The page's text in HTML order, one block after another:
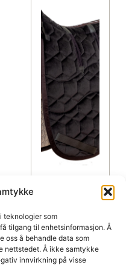
teknologier som
tilgang til enhetsinformasjon. Å
oss å behandle data som
nettstedet. Å ikke samtykke
innvirkning på visse
salund
erlag
med